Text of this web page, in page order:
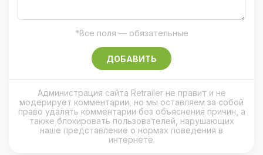
*Все поля — обязательные
ДОБАВИТЬ
Администрация сайта Retrailer не правит и не
модерирует комментарии, но мы оставляем за собой
право удалять комментарии без объяснения причин, а
также блокировать пользователей, нарушающих
наше представление о нормах поведения в
интернете.